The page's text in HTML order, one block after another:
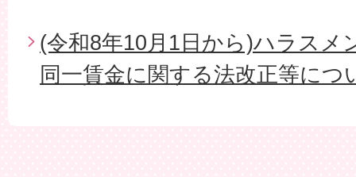
(令和8年10月1日から)ハラスメ
同一賃金に関する法改正等につ